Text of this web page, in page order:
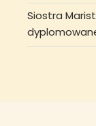
Siostra